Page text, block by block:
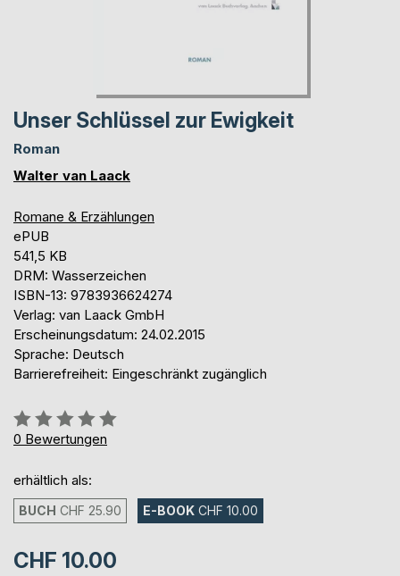
Unser Schlüssel zur Ewigkeit
Roman
Walter van Laack
Romane & Erzählungen
ePUB
541,5 KB
DRM: Wasserzeichen
ISBN-13: 9783936624274
Verlag: van Laack GmbH
Erscheinungsdatum: 24.02.2015
Sprache: Deutsch
Barrierefreiheit: Eingeschränkt zugänglich
Bewertung::
0%
0 Bewertungen
erhältlich als:
BUCH CHF 25.90 E-BOOK CHF 10.00
CHF 10.00